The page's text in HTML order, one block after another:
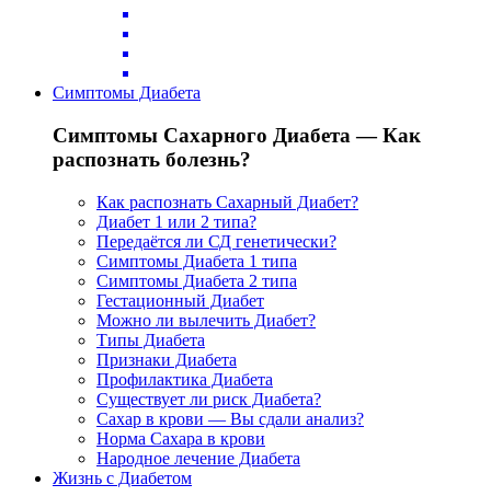
Симптомы Диабета
Симптомы Сахарного Диабета — Как
распознать болезнь?
Как распознать Сахарный Диабет?
Диабет 1 или 2 типа?
Передаётся ли СД генетически?
Симптомы Диабета 1 типа
Симптомы Диабета 2 типа
Гестационный Диабет
Можно ли вылечить Диабет?
Типы Диабета
Признаки Диабета
Профилактика Диабета
Существует ли риск Диабета?
Сахар в крови — Вы сдали анализ?
Норма Сахара в крови
Народное лечение Диабета
Жизнь с Диабетом